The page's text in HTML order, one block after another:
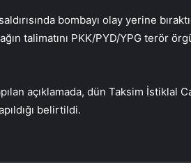
bombayı olay yerine
talimatını PKK/PYD/YPG terör
açıklamada, dün Taksim İstiklal
belirtildi.